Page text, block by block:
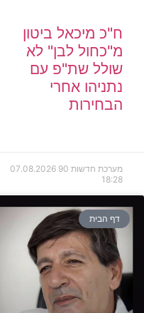
ח"כ מיכאל ביטון
מ"כחול לבן" לא
שולל שת"פ עם
נתניהו אחרי
הבחירות
מערכת חדשות 90
07.08.2026
18:28
דף הבית